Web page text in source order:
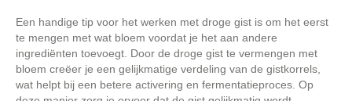
Een handige tip voor het werken met droge gist is om het eerst
te mengen met wat bloem voordat je het aan andere
ingrediënten toevoegt. Door de droge gist te vermengen met
bloem creëer je een gelijkmatige verdeling van de gistkorrels,
wat helpt bij een betere activering en fermentatieproces. Op